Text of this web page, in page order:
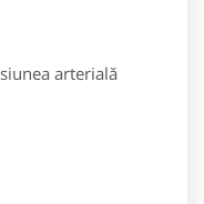
arterială